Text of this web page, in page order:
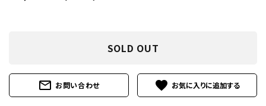
SOLD OUT
mail_outline お問い合わせ favorite